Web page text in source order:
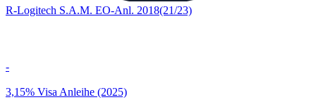
R-Logitech S.A.M. EO-Anl. 2018(21/23)
-
3,15% Visa Anleihe (2025)